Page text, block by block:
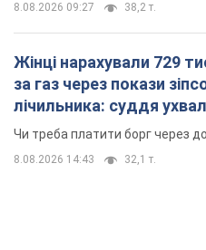
8.08.2026 09:27 38,2 т.
Жінці нарахували 729
за газ через покази
лічильника: суддя
неочікуване рішення
Чи треба платити борг через
8.08.2026 14:43 32,1 т.